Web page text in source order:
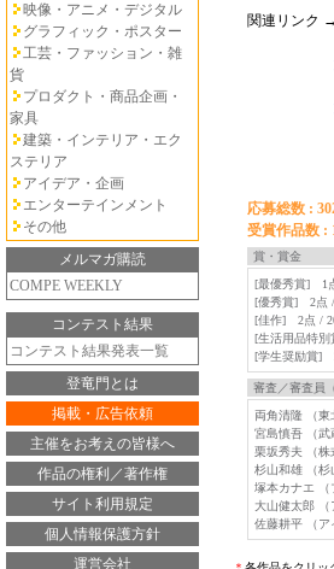
映像・アニメ・デジタル
グラフィック・ポスター
工芸・ファッション・雑
貨
プロダクト・商品企画・
家具
建築・インテリア・エク
ステリア
アイデア・企画
エンターテインメント
その他
メルマガ購読
COMPE WEEKLY
コンテスト結果
コンテスト結果発表一覧
登竜門とは
掲載・広告依頼
主催をお考えの皆様へ
作品の権利／著作権
サイト利用規定
個人情報保護方針
運営会社
関連リンク →
応募総数 :
受賞作品数 :
賞・賞金
[最優秀賞] 1
[優秀賞] 2点 /
[佳作] 2点 /
[生活用品特
[学生奨励賞]
審査／審査員
両角清隆 （東
宮島慎吾 （武
栗坂秀夫 （株
杉山和雄 （杉
塚本カナエ （
大山健太郎 （
佐藤耕平 （ア